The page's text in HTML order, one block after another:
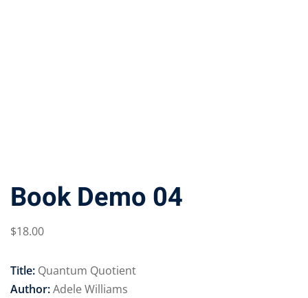
Book Demo 04
$18.00
Title: Quantum Quotient
Author:Adele Williams